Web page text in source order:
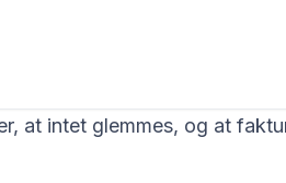
at intet glemmes, og at